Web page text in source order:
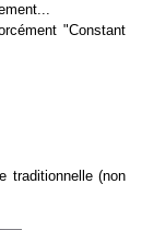
"Constant
traditionnelle (non